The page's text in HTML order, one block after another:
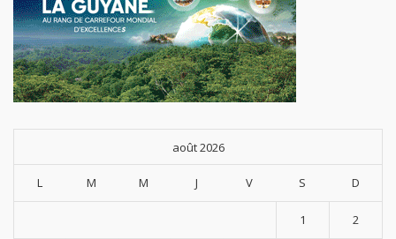
août 2026
L M M J V S D
1 2